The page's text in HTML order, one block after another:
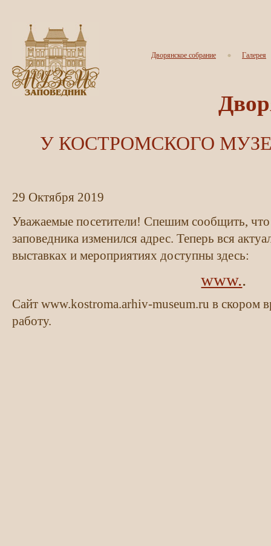
Дворянское собрание Галерея
У КОСТРОМСКОГО
29 Октября 2019
Уважаемые посетители! Спешим сообщить, что
заповедника изменился адрес. Теперь вся
выставках и мероприятиях доступны здесь:
www..
Сайт www.kostroma.arhiv-museum.ru в скором
работу.